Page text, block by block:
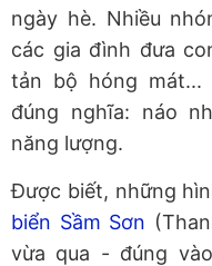
ngày hè. Nhiều
các gia đình đưa
tản bộ hóng
đúng nghĩa: náo
năng lượng.
Được biết, những
biển Sầm Sơn
vừa qua - đúng